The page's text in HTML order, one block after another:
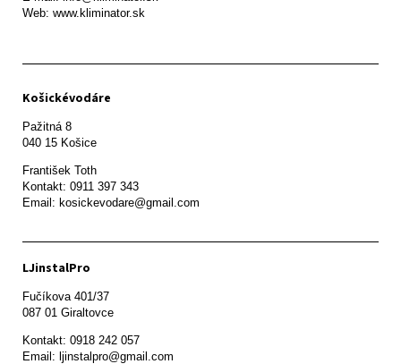
Web: www.kliminator.sk
Košickévodáre
Pažitná 8
František Toth
Kontakt: 0911 397 343
Email: kosickevodare@gmail.com
LJinstalPro
Fučíkova 401/37
087 01 Giraltovce
Kontakt: 0918 242 057
Email: ljinstalpro@gmail.com